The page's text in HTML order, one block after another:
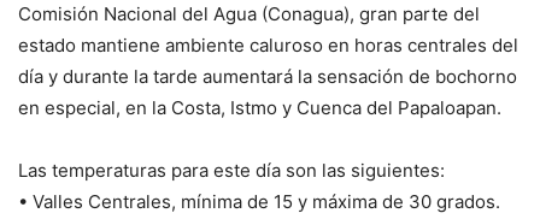
Comisión Nacional del Agua (Conagua), gran parte del
estado mantiene ambiente caluroso en horas centrales del
día y durante la tarde aumentará la sensación de bochorno
en especial, en la Costa, Istmo y Cuenca del Papaloapan.
Las temperaturas para este día son las siguientes:
• Valles Centrales, mínima de 15 y máxima de 30 grados.